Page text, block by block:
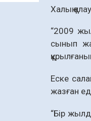
Халық
“2009
сынып
Еске
жазған
“Бір